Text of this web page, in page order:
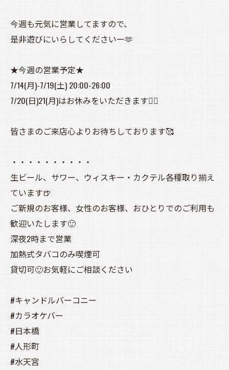
今週も元気に営業してますので、
是非遊びにいらしてくださいー🫶
★今週の営業予定★
7/14(月)-7/19(土) 20:00-26:00
7/20(日)21(月)はお休みをいただきます🙇‍♀️
皆さまのご来店心よりお待ちしております🥰
・・・・・・・・・・
生ビール、サワー、ウィスキー・カクテル各種取り揃え
ています🍺
ご新規のお客様、女性のお客様、おひとりでのご利用も
歓迎いたします🙂
深夜2時まで営業
加熱式タバコのみ喫煙可
貸切可🙂お気軽にご相談ください
#キャンドルバーコニー
#カラオケバー
#日本橋
#人形町
#水天宮